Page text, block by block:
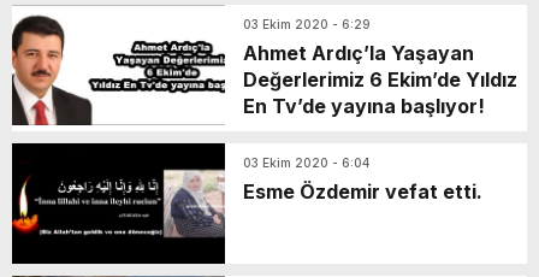
03 Ekim 2020 - 6:29
Ahmet Ardıç’la Yaşayan
Değerlerimiz 6 Ekim’de Yıldız
En Tv’de yayına başlıyor!
03 Ekim 2020 - 6:04
Esme Özdemir vefat etti.